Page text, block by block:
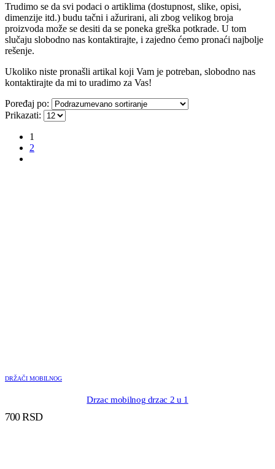
Trudimo se da svi podaci o artiklima (dostupnost, slike, opisi,
dimenzije itd.) budu tačni i ažurirani, ali zbog velikog broja
proizvoda može se desiti da se poneka greška potkrade. U tom
slučaju slobodno nas kontaktirajte, i zajedno ćemo pronaći najbolje
rešenje.
Ukoliko niste pronašli artikal koji Vam je potreban, slobodno nas
kontaktirajte da mi to uradimo za Vas!
Poređaj po:
Prikazati:
1
2
DRŽAČI MOBILNOG
Drzac mobilnog drzac 2 u 1
700RSD